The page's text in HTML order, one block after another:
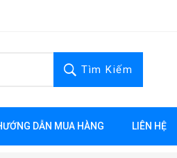
Tìm Kiếm
DẪN MUA HÀNG LIÊN HỆ